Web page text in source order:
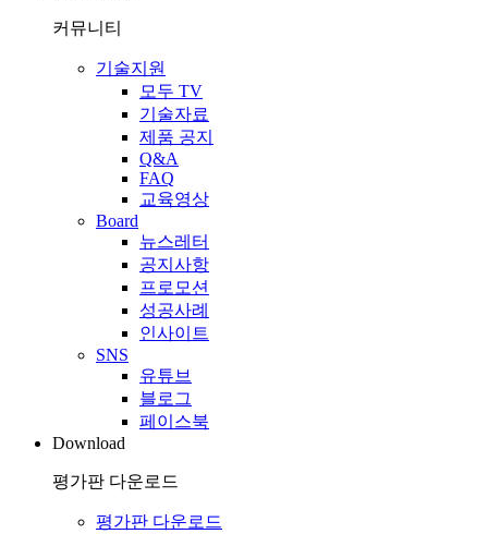
커뮤니티
기술지원
모두 TV
기술자료
제품 공지
Q&A
FAQ
교육영상
Board
뉴스레터
공지사항
프로모션
성공사례
인사이트
SNS
유튜브
블로그
페이스북
Download
평가판 다운로드
평가판 다운로드